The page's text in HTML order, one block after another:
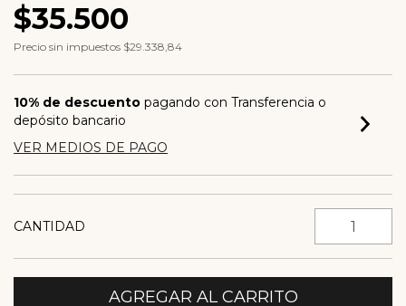
$35.500
Precio sin impuestos $29.338,84
10% de descuento pagando con Transferencia o
depósito bancario
VER MEDIOS DE PAGO
CANTIDAD